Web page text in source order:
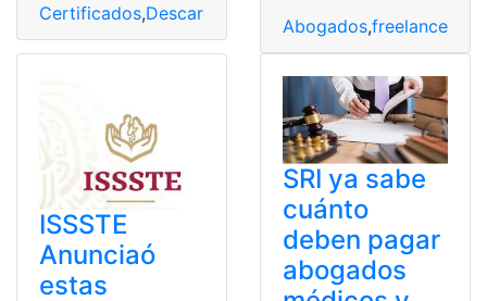
Certificados,Descargar
Abogados,freelancers
ISSSTE
Anunciaó
estas
SRI ya sabe
cuánto
deben pagar
abogados